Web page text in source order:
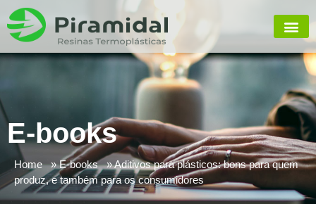
E-books
Home E-books
Aditivos para plásticos: bons para quem
produz, e também para os consumidores